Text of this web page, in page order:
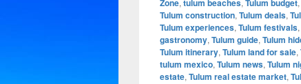
Zone, tulum beaches, Tulum budget,
Tulum construction, Tulum deals,
Tulum experiences, Tulum festivals,
gastronomy, Tulum guide, Tulum
Tulum itinerary, Tulum land for sale,
tulum mexico, Tulum news, Tulum
estate, Tulum real estate market,